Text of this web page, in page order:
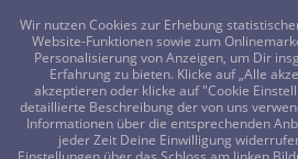
FRAGEN? KOSTENLOS ANRUFEN:
Wir nutzen Cookies zur Erhebung
Website-Funktionen sowie zum
Personalisierung von Anzeigen, um Dir
Erfahrung zu bieten. Klicke auf „Alle
akzeptieren oder klicke auf "Cookie
detaillierte Beschreibung der von uns
Informationen über die entsprechenden
jeder Zeit Deine Einwilligung